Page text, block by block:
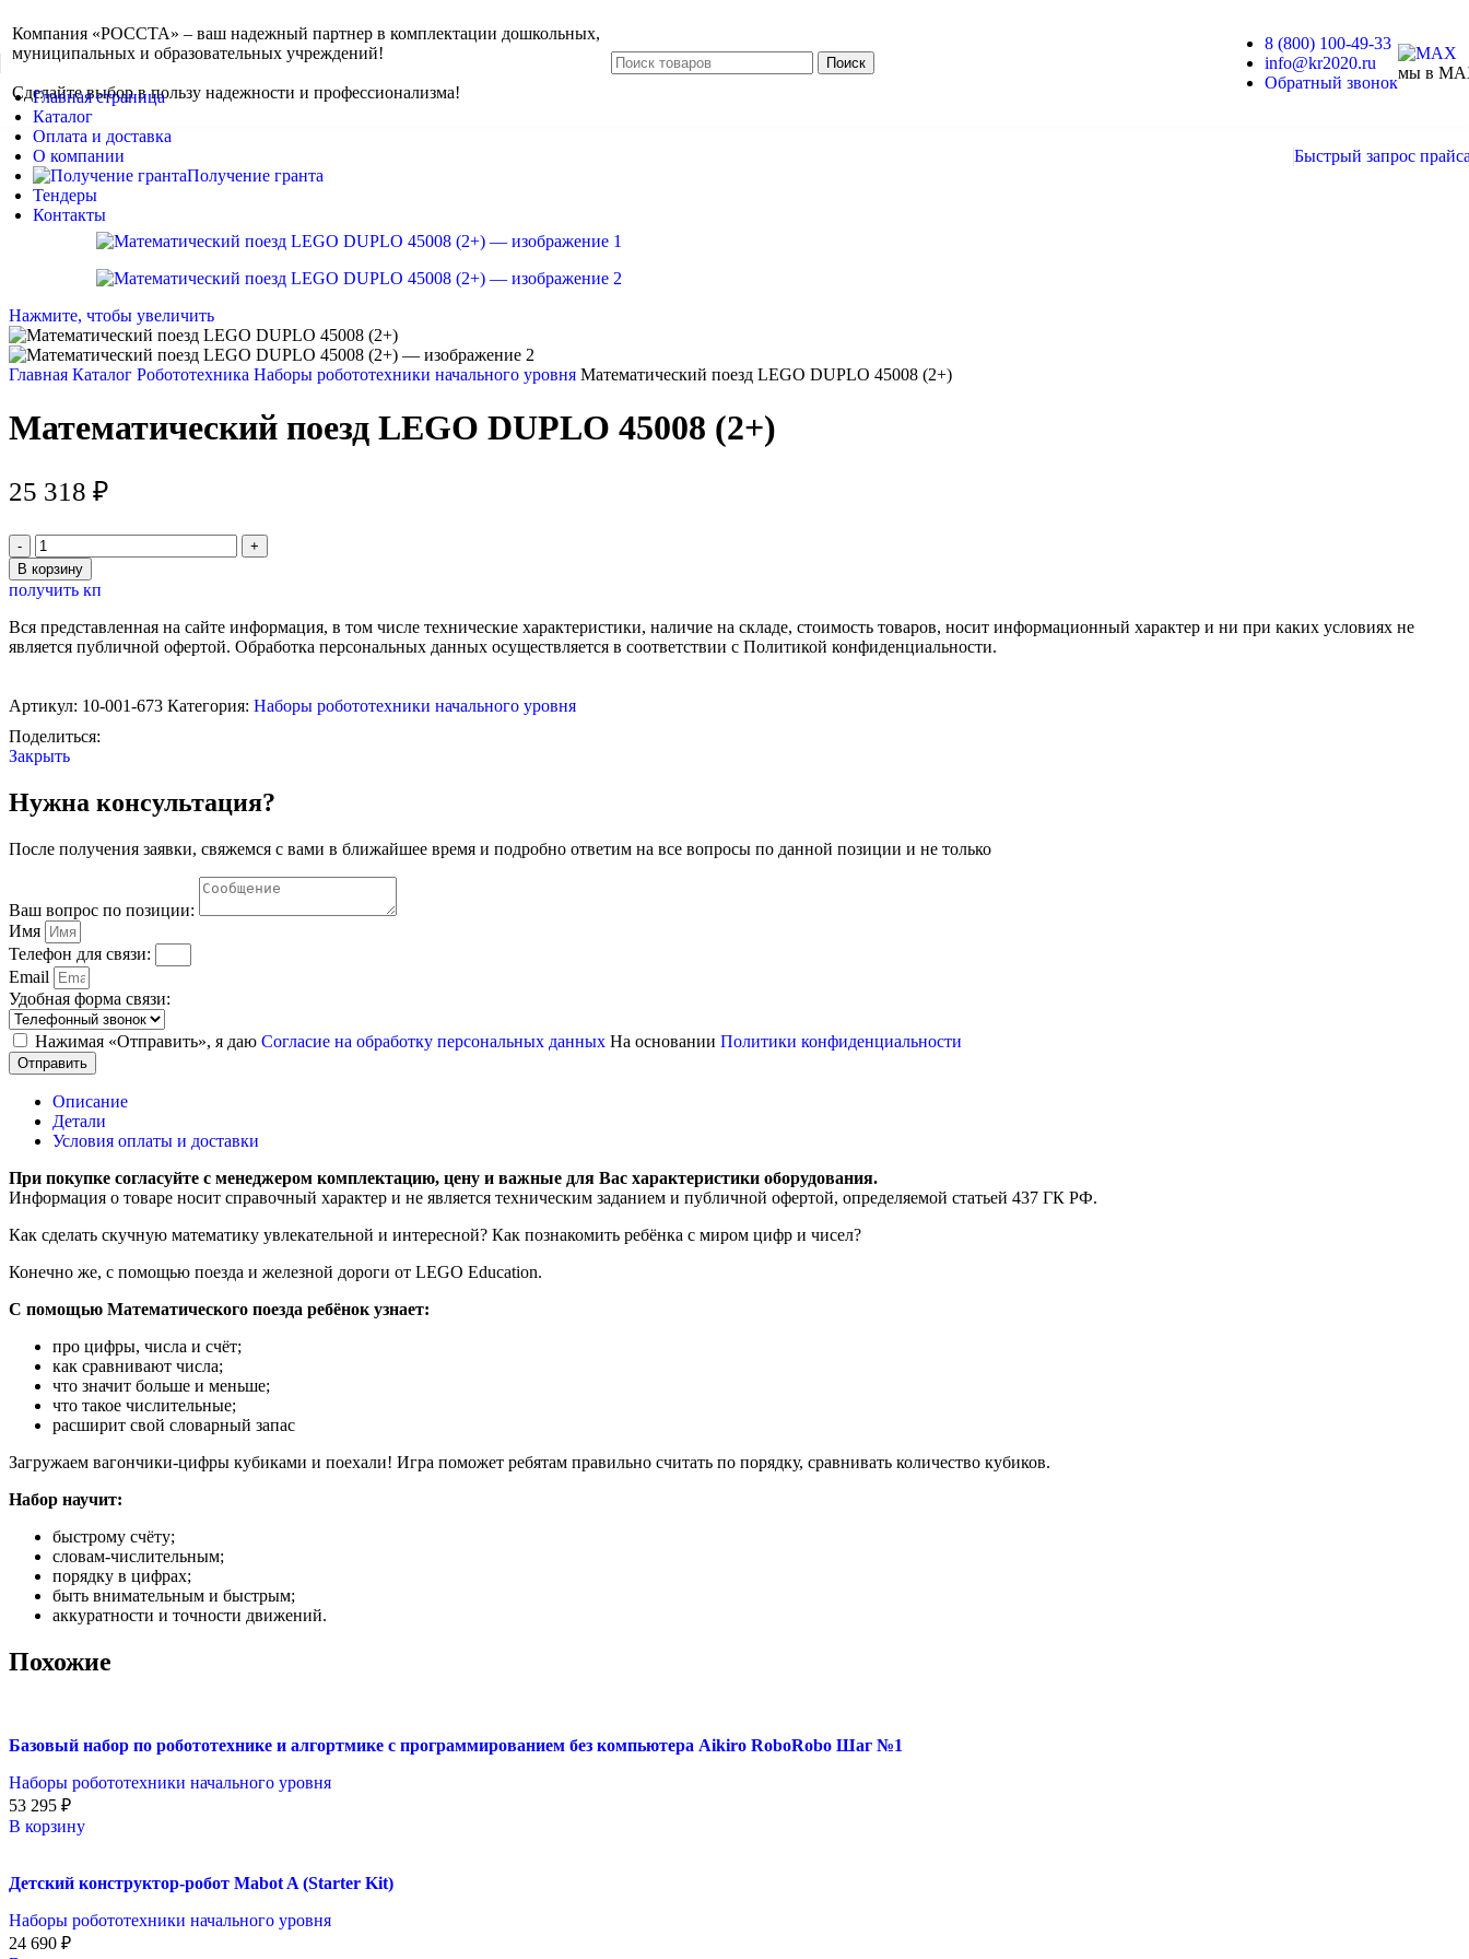
Компания «РОССТА» – ваш надежный партнер в комплектации дошкольных,
муниципальных и образовательных учреждений!
Сделайте выбор в пользу надежности и профессионализма!
Поиск
8 (800) 100-49-33
info@kr2020.ru
Обратный звонок
мы в
Главная страница
Каталог
Оплата и доставка
О компании
Получение гранта
Тендеры
Контакты
Быстрый запрос
Нажмите, чтобы увеличить
Главная Каталог Робототехника Наборы робототехники начального уровня Математический поезд LEGO DUPLO 45008 (2+)
Математический поезд LEGO DUPLO 45008 (2+)
25 318 ₽
Количество
товара
Математический
поезд
LEGO
DUPLO
В корзину
получить кп
Вся представленная на сайте информация, в том числе технические характеристики, наличие на складе, стоимость товаров, носит информационный характер и ни при каких условиях не
является публичной офертой. Обработка персональных данных осуществляется в соответствии с Политикой конфиденциальности.
Артикул: 10-001-673 Категория: Наборы робототехники начального уровня
Поделиться:
Закрыть
Нужна консультация?
После получения заявки, свяжемся с вами в ближайшее время и подробно ответим на все вопросы по данной позиции и не только
Ваш вопрос по позиции:
Имя
Телефон для связи:
Email
Удобная форма связи:
Нажимая «Отправить», я даю Согласие на обработку персональных данных На основании Политики конфиденциальности
Отправить
Описание
Детали
Условия оплаты и доставки
При покупке согласуйте с менеджером комплектацию, цену и важные для Вас характеристики оборудования.
Информация о товаре носит справочный характер и не является техническим заданием и публичной офертой, определяемой статьей 437 ГК РФ.
Как сделать скучную математику увлекательной и интересной? Как познакомить ребёнка с миром цифр и чисел?
Конечно же, с помощью поезда и железной дороги от LEGO Education.
С помощью Математического поезда ребёнок узнает:
про цифры, числа и счёт;
как сравнивают числа;
что значит больше и меньше;
что такое числительные;
расширит свой словарный запас
Загружаем вагончики-цифры кубиками и поехали! Игра поможет ребятам правильно считать по порядку, сравнивать количество кубиков.
Набор научит:
быстрому счёту;
словам-числительным;
порядку в цифрах;
быть внимательным и быстрым;
аккуратности и точности движений.
Похожие
Базовый набор по робототехнике и алгортмике с программированием без компьютера Aikiro RoboRobo Шаг №1
Наборы робототехники начального уровня
53 295 ₽
В корзину
Детский конструктор-робот Mabot A (Starter Kit)
Наборы робототехники начального уровня
24 690 ₽